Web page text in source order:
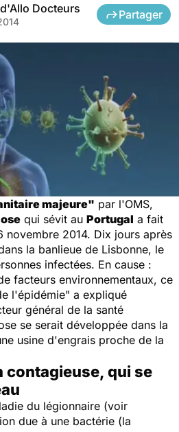
Docteurs Partager
majeure" par l'OMS,
qui sévit au Portugal a fait
novembre 2014. Dix jours après
la banlieue de Lisbonne, le
infectées. En cause :
facteurs environnementaux, ce
l'épidémie" a expliqué
général de la santé
se serait développée dans la
usine d'engrais proche de la
contagieuse, qui se
du légionnaire (voir
due à une bactérie (la